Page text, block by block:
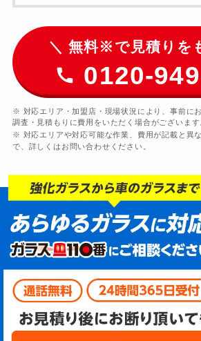
＼ 無料※で見積りを
0120-
※ 対応エリア・加盟店・現場状況により、事前に
調査・見積もりに費用をいただく場合がございます
※ 対応エリアや対応可能な作業、費用が記載と異
で、詳しくはお問い合わせください。
0120-